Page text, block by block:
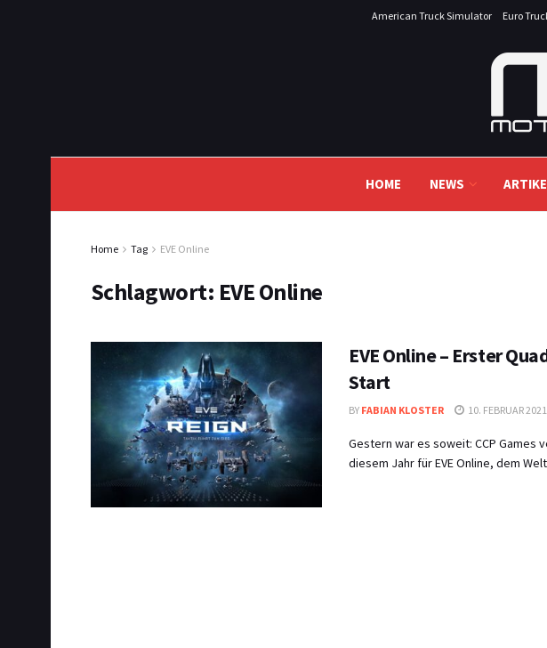
American Truck Simulator Euro
HOME NEWS
Home Tag EVE Online
Schlagwort: EVE Online
EVE Online – Erster
Start
BY FABIAN KLOSTER 10. FEBRUAR 2021
Gestern war es soweit: CCP
diesem Jahr für EVE Online, dem